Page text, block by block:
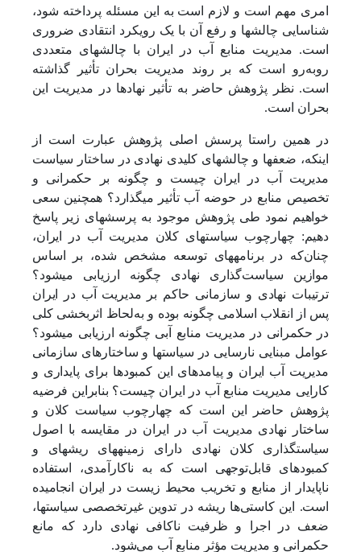
امری مهم است و لازم است به این مسئله پرداخته شود،
شناسایی چالش­ها و رفع آن با یک رویکرد انتقادی ضروری
است. مدیریت منابع آب در ایران با چالش­های متعددی
رو‌به‌رو است که بر روند مدیریت بحران تأثیر گذاشته
است. نظر پژوهش حاضر به تأثیر نهادها در مدیریت این
بحران است.
در همین راستا پرسش اصلی پژوهش عبارت است از
اینکه، ضعف­ها و چالش­های کلیدی نهادی در ساختار سیاست
مدیریت آب در ایران چیست و چگونه بر حکمرانی و
تخصیص منابع در حوضه آب تأثیر می­گذارد؟ همچنین سعی
خواهیم نمود طی پژوهش موجود به پرسش­های زیر پاسخ
دهیم: چهارچوب سیاست­های کلان مدیریت آب در ایران،
چنان‌که در برنامه­های توسعه مشخص شده، بر اساس
موازین سیاست‌گذاری نهادی چگونه ارزیابی می­شود؟
ترتیبات نهادی و سازمانی حاکم بر مدیریت آب در ایران
پس از انقلاب اسلامی چگونه بوده و به‌لحاظ اثربخشی کلی
در حکمرانی در مدیریت منابع آبی چگونه ارزیابی می­شود؟
عوامل مبنایی نارسایی در سیاست­ها و ساختارهای سازمانی
مدیریت آب ایران و پیامدهای این کمبودها برای پایداری و
کارایی مدیریت منابع آب در ایران چیست؟ بنابراین فرضیه
پژوهش حاضر این است که چهارچوب سیاست کلان و
ساختار نهادی مدیریت آب در ایران در مقایسه با اصول
سیاست­گذاری کلان نهادی دارای زمینه­های ریشه­ای و
کمبودهای قابل‌توجهی است که به ناکارآمدی، استفاده
ناپایدار از منابع و تخریب محیط زیست در ایران انجامیده
است. این کاستی‌ها ریشه در تدوین غیرتخصصی سیاست­ها،
ضعف در اجرا و ظرفیت ناکافی نهادی دارد که مانع
حکمرانی و مدیریت مؤثر منابع آب می‌شود.